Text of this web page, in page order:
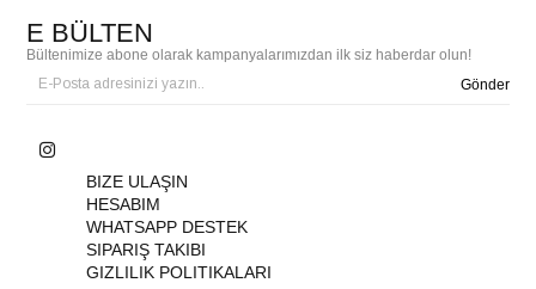
E BÜLTEN
Bültenimize abone olarak kampanyalarımızdan ilk siz haberdar olun!
Gönder
BIZE ULAŞIN
HESABIM
WHATSAPP DESTEK
SIPARIŞ TAKIBI
GIZLILIK POLITIKALARI